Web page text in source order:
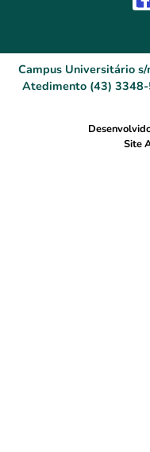
Campus Universitário
Atedimento (43)
Site